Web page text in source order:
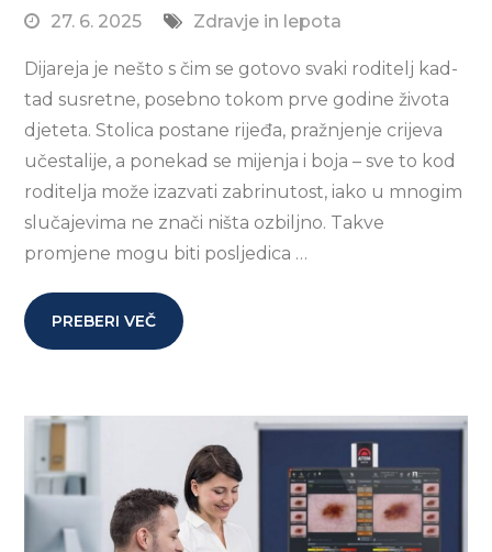
27. 6. 2025 Zdravje in lepota
Dijareja je nešto s čim se gotovo svaki roditelj kad-
tad susretne, posebno tokom prve godine života
djeteta. Stolica postane rijeđa, pražnjenje crijeva
učestalije, a ponekad se mijenja i boja – sve to kod
roditelja može izazvati zabrinutost, iako u mnogim
slučajevima ne znači ništa ozbiljno. Takve
promjene mogu biti posljedica …
PREBERI VEČ